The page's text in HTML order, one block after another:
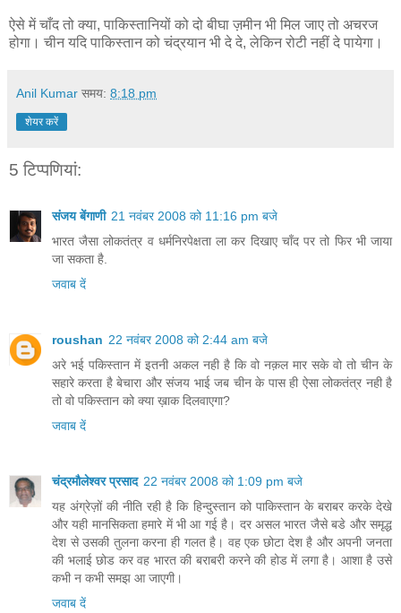
ऐसे में चाँद तो क्या, पाकिस्तानियों को दो बीघा ज़मीन भी मिल जाए तो अचरज
होगा। चीन यदि पाकिस्तान को चंद्रयान भी दे दे, लेकिन रोटी नहीं दे पायेगा।
Anil Kumar समय: 8:18 pm
शेयर करें
5 टिप्‍पणियां:
संजय बेंगाणी 21 नवंबर 2008 को 11:16 pm बजे
भारत जैसा लोकतंत्र व धर्मनिरपेक्षता ला कर दिखाए चाँद पर तो फिर भी जाया
जा सकता है.
जवाब दें
roushan 22 नवंबर 2008 को 2:44 am बजे
अरे भई पकिस्तान में इतनी अकल नही है कि वो नक़ल मार सके वो तो चीन के
सहारे करता है बेचारा और संजय भाई जब चीन के पास ही ऐसा लोकतंत्र नही है
तो वो पकिस्तान को क्या ख़ाक दिलवाएगा?
जवाब दें
चंद्रमौलेश्वर प्रसाद 22 नवंबर 2008 को 1:09 pm बजे
यह अंग्रेज़ों की नीति रही है कि हिन्दुस्तान को पाकिस्तान के बराबर करके देखे
और यही मानसिकता हमारे में भी आ गई है। दर असल भारत जैसे बडे और समृद्ध
देश से उसकी तुलना करना ही गलत है। वह एक छोटा देश है और अपनी जनता
की भलाई छोड कर वह भारत की बराबरी करने की होड में लगा है। आशा है उसे
कभी न कभी समझ आ जाएगी।
जवाब दें